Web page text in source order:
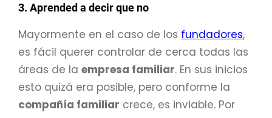
3. Aprended a decir que no
Mayormente en el caso de los fundadores,
es fácil querer controlar de cerca todas las
áreas de la empresa familiar. En sus inicios
esto quizá era posible, pero conforme la
compañía familiar crece, es inviable. Por